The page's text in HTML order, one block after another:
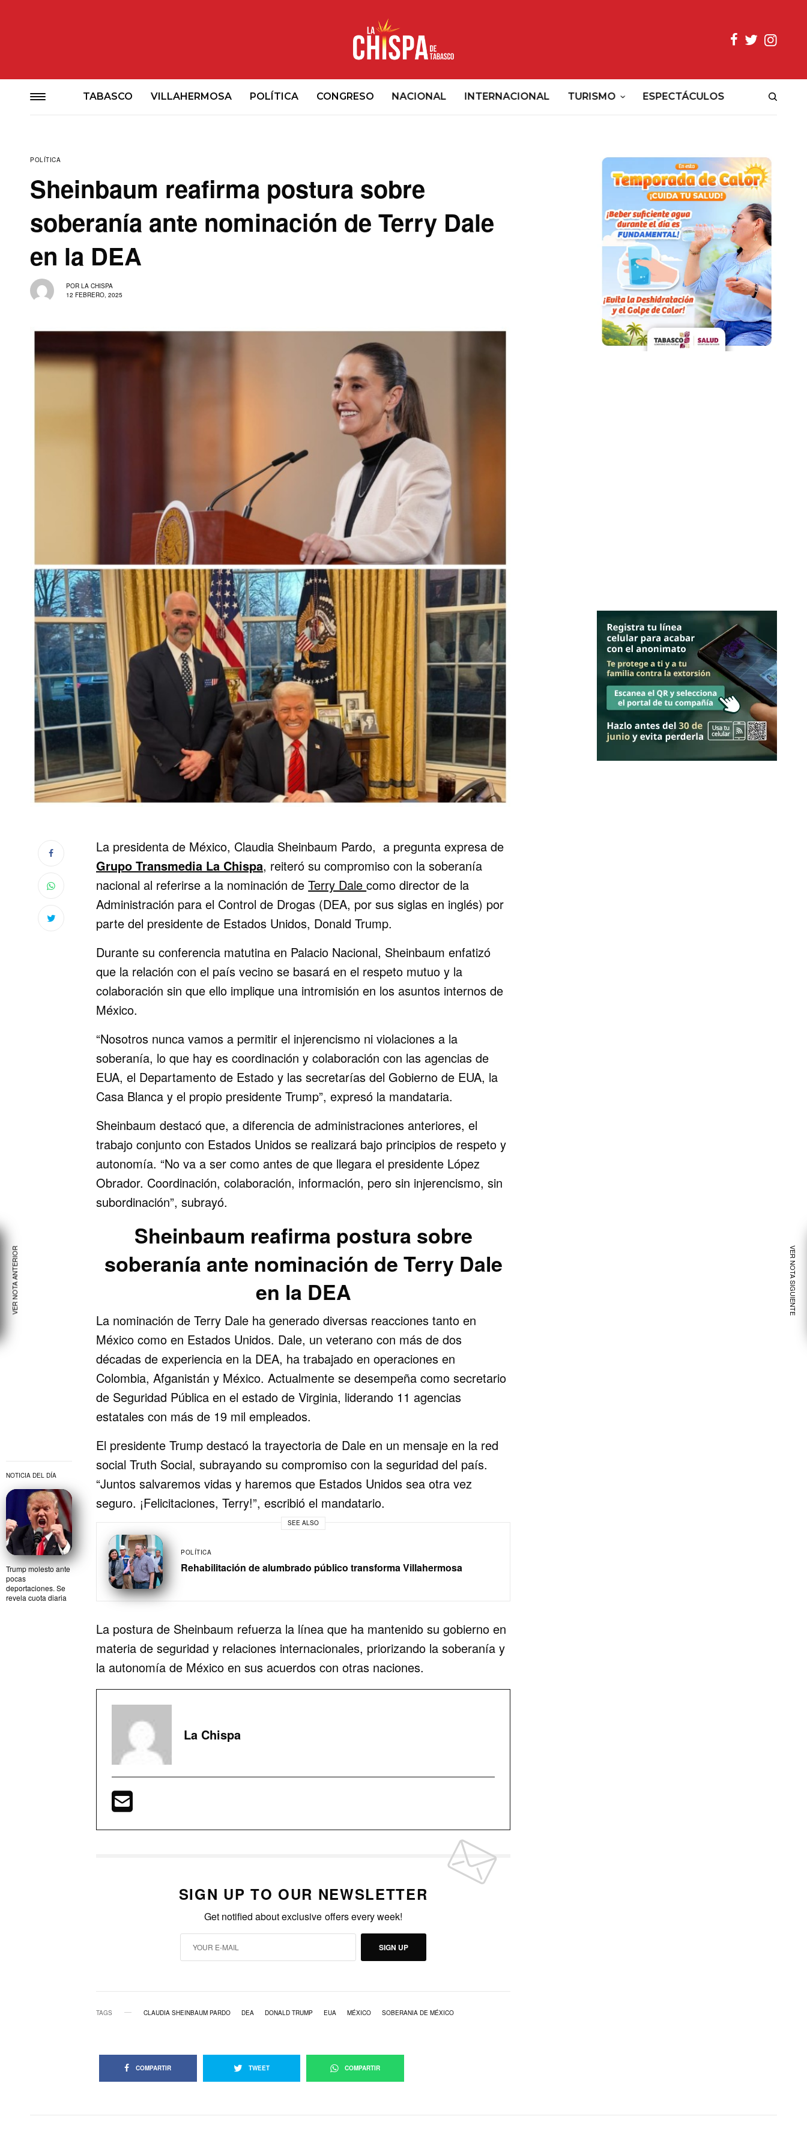
TABASCO VILLAHERMOSA POLÍTICA CONGRESO NACIONAL INTERNACIONAL TURISMO ESPECTÁCULOS
POLÍTICA
Sheinbaum reafirma postura sobre
soberanía ante nominación de Terry Dale
en la DEA
POR LA CHISPA
12 FEBRERO, 2025
NOTICIA DEL DÍA
Trump molesto ante
pocas
deportaciones. Se
revela cuota diaria
La presidenta de México, Claudia Sheinbaum Pardo, a pregunta expresa de
Grupo Transmedia La Chispa, reiteró su compromiso con la soberanía
nacional al referirse a la nominación deTerry Dalecomo director de la
Administración para el Control de Drogas (DEA, por sus siglas en inglés) por
parte del presidente de Estados Unidos, Donald Trump.
Durante su conferencia matutina en Palacio Nacional, Sheinbaum enfatizó
que la relación con el país vecino se basará en el respeto mutuo y la
colaboración sin que ello implique una intromisión en los asuntos internos de
México.
“Nosotros nunca vamos a permitir el injerencismo ni violaciones a la
soberanía, lo que hay es coordinación y colaboración con las agencias de
EUA, el Departamento de Estado y las secretarías del Gobierno de EUA, la
Casa Blanca y el propio presidente Trump”, expresó la mandataria.
Sheinbaum destacó que, a diferencia de administraciones anteriores, el
trabajo conjunto con Estados Unidos se realizará bajo principios de respeto y
autonomía. “No va a ser como antes de que llegara el presidente López
Obrador. Coordinación, colaboración, información, pero sin injerencismo, sin
subordinación”, subrayó.
Sheinbaum reafirma postura sobre
soberanía ante nominación de Terry Dale
en la DEA
La nominación de Terry Dale ha generado diversas reacciones tanto en
México como en Estados Unidos. Dale, un veterano con más de dos
décadas de experiencia en la DEA, ha trabajado en operaciones en
Colombia, Afganistán y México. Actualmente se desempeña como secretario
de Seguridad Pública en el estado de Virginia, liderando 11 agencias
estatales con más de 19 mil empleados.
El presidente Trump destacó la trayectoria de Dale en un mensaje en la red
social Truth Social, subrayando su compromiso con la seguridad del país.
“Juntos salvaremos vidas y haremos que Estados Unidos sea otra vez
seguro. ¡Felicitaciones, Terry!”, escribió el mandatario.
SEE ALSO
POLÍTICA
Rehabilitación de alumbrado público transforma Villahermosa
La postura de Sheinbaum refuerza la línea que ha mantenido su gobierno en
materia de seguridad y relaciones internacionales, priorizando la soberanía y
la autonomía de México en sus acuerdos con otras naciones.
La Chispa
SIGN UP TO OUR NEWSLETTER
Get notified about exclusive offers every week!
SIGN UP
TAGS CLAUDIA SHEINBAUM PARDO DEA DONALD TRUMP EUA MÉXICO SOBERANIA DE MÉXICO
COMPARTIR TWEET COMPARTIR
VER NOTA ANTERIOR VER NOTA SIGUIENTE